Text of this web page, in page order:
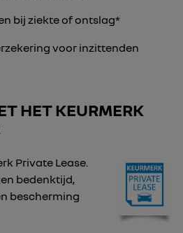
bij ziekte of ontslag*
voor inzittenden
HET KEURMERK
Private Lease.
bedenktijd,
bescherming